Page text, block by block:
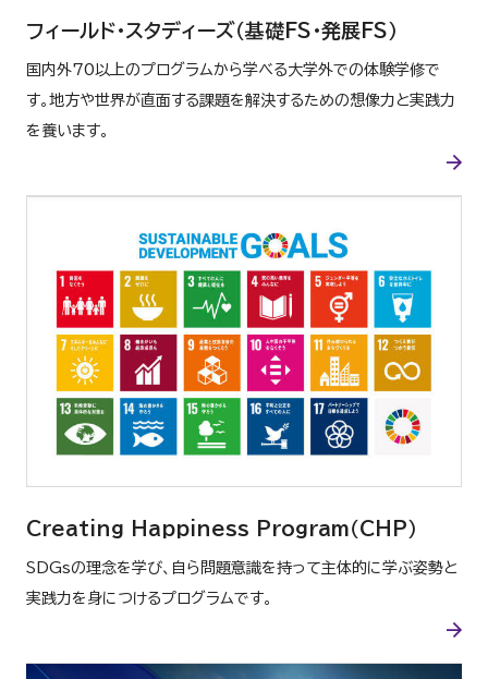
フィールド・スタディーズ（基礎FS・発展FS）
国内外70以上のプログラムから学べる大学外での体験学修で
す。地方や世界が直面する課題を解決するための想像力と実践力
を養います。
Creating Happiness Program（CHP）
SDGsの理念を学び、自ら問題意識を持って主体的に学ぶ姿勢と
実践力を身につけるプログラムです。